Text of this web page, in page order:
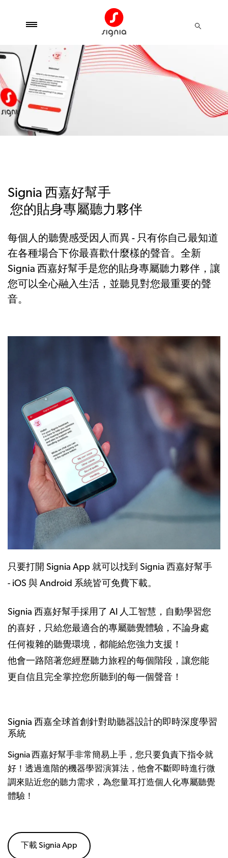
Signia 西嘉好幫手
您的貼身專屬聽力夥伴
每個人的聽覺感受因人而異 - 只有你自己最知道
在各種場合下你最喜歡什麼樣的聲音。全新
Signia 西嘉好幫手是您的貼身專屬聽力夥伴，讓
您可以全心融入生活，並聽見對您最重要的聲
音。
只要打開 Signia App 就可以找到 Signia 西嘉好幫手
- iOS 與 Android 系統皆可免費下載。
Signia 西嘉好幫手採用了 AI 人工智慧，自動學習您
的喜好，只給您最適合的專屬聽覺體驗，不論身處
任何複雜的聽覺環境，都能給您強力支援！
他會一路陪著您經歷聽力旅程的每個階段，讓您能
更自信且完全掌控您所聽到的每一個聲音！
Signia 西嘉全球首創針對助聽器設計的即時深度學習
系統
Signia 西嘉好幫手非常簡易上手，您只要負責下指令就
好！透過進階的機器學習演算法，他會不斷即時進行微
調來貼近您的聽力需求，為您量耳打造個人化專屬聽覺
體驗！
下載 Signia App